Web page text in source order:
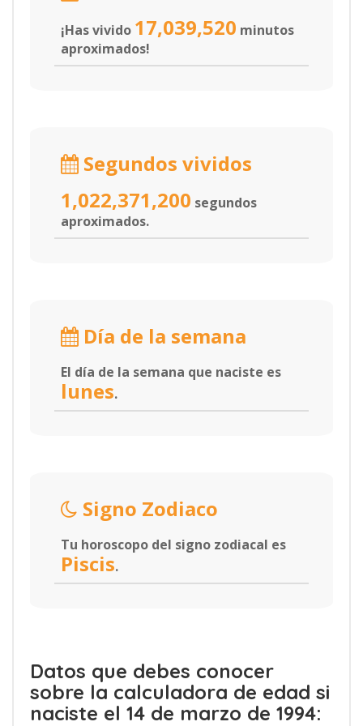
¡Has vivido 17,039,520 minutos
aproximados!
Segundos vividos
1,022,371,200 segundos
aproximados.
Día de la semana
El día de la semana que naciste es
lunes.
Signo Zodiaco
Tu horoscopo del signo zodiacal es
Piscis.
Datos que debes conocer
sobre la calculadora de edad si
naciste el 14 de marzo de 1994: